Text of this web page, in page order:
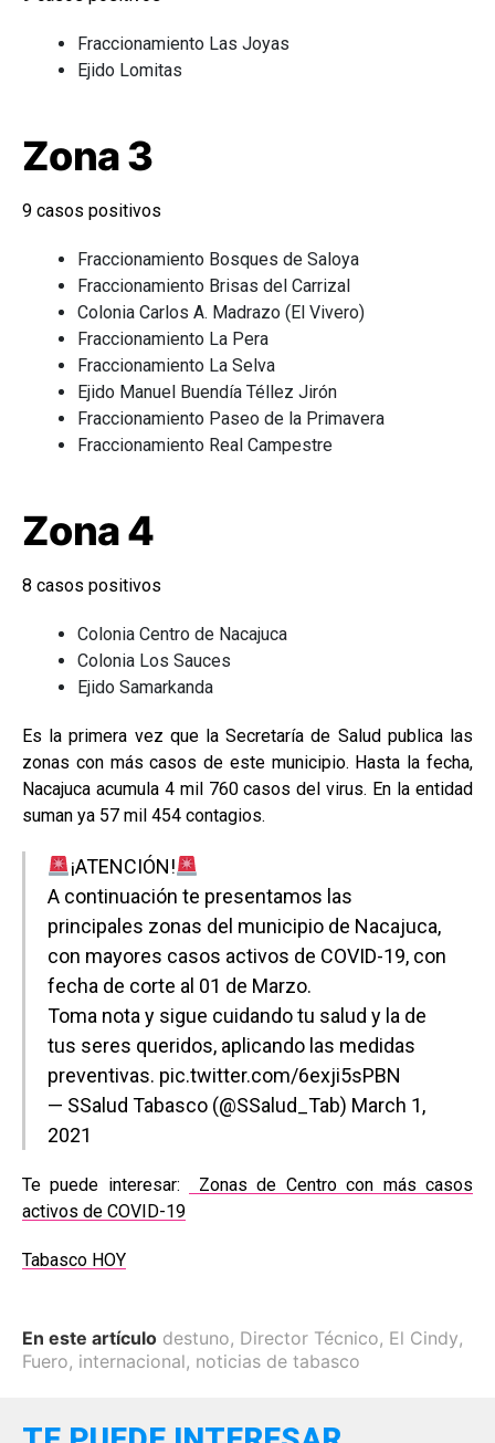
Fraccionamiento Las Joyas
Ejido Lomitas
Zona 3
9 casos positivos
Fraccionamiento Bosques de Saloya
Fraccionamiento Brisas del Carrizal
Colonia Carlos A. Madrazo (El Vivero)
Fraccionamiento La Pera
Fraccionamiento La Selva
Ejido Manuel Buendía Téllez Jirón
Fraccionamiento Paseo de la Primavera
Fraccionamiento Real Campestre
Zona 4
8 casos positivos
Colonia Centro de Nacajuca
Colonia Los Sauces
Ejido Samarkanda
Es la primera vez que la Secretaría de Salud publica las
zonas con más casos de este municipio. Hasta la fecha,
Nacajuca acumula 4 mil 760 casos del virus. En la entidad
suman ya 57 mil 454 contagios.
¡ATENCIÓN!
A continuación te presentamos las
principales zonas del municipio de Nacajuca,
con mayores casos activos de COVID-19, con
fecha de corte al 01 de Marzo.
Toma nota y sigue cuidando tu salud y la de
tus seres queridos, aplicando las medidas
preventivas. pic.twitter.com/6exji5sPBN
— SSalud Tabasco (@SSalud_Tab) March 1,
2021
Te puede interesar:
Zonas de Centro con más casos
activos de COVID-19
Tabasco HOY
En este artículo destuno, Director Técnico, El Cindy,
Fuero, internacional, noticias de tabasco